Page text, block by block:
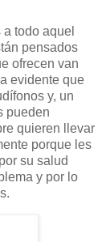
todo aquel
pensados
ofrecen van
evidente que
y, un
pueden
quieren llevar
porque les
su salud
y por lo